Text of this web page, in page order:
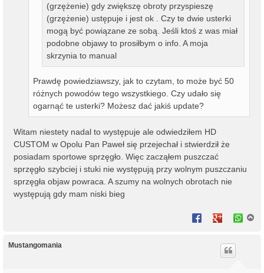
(grzężenie) gdy zwiększę obroty przyspieszę
(grzężenie) ustępuje i jest ok . Czy te dwie usterki
mogą być powiązane ze sobą. Jeśli ktoś z was miał
podobne objawy to prosiłbym o info. A moja
skrzynia to manual
Prawdę powiedziawszy, jak to czytam, to może być 50
różnych powodów tego wszystkiego. Czy udało się
ogarnąć te usterki? Możesz dać jakiś update?
Witam niestety nadal to występuje ale odwiedziłem HD
CUSTOM w Opolu Pan Paweł się przejechał i stwierdził że
posiadam sportowe sprzęgło. Więc zacząłem puszczać
sprzęgło szybciej i stuki nie występują przy wolnym puszczaniu
sprzęgła objaw powraca. A szumy na wolnych obrotach nie
występują gdy mam niski bieg
Mustangomania